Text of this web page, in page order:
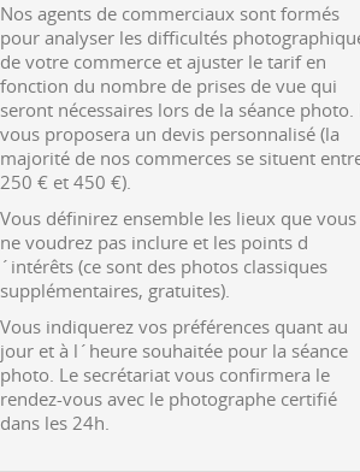
Nos agents de commerciaux sont formés
pour analyser les difficultés
de votre commerce et ajuster le tarif en
fonction du nombre de prises de vue qui
seront nécessaires lors de la séance photo.
vous proposera un devis personnalisé (la
majorité de nos commerces se situent
250 € et 450 €).
Vous définirez ensemble les lieux que vous
ne voudrez pas inclure et les points d
´intérêts (ce sont des photos classiques
supplémentaires, gratuites).
Vous indiquerez vos préférences quant au
jour et à l´heure souhaitée pour la séance
photo. Le secrétariat vous confirmera le
rendez-vous avec le photographe certifié
dans les 24h.